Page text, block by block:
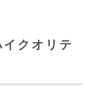
クオリテ